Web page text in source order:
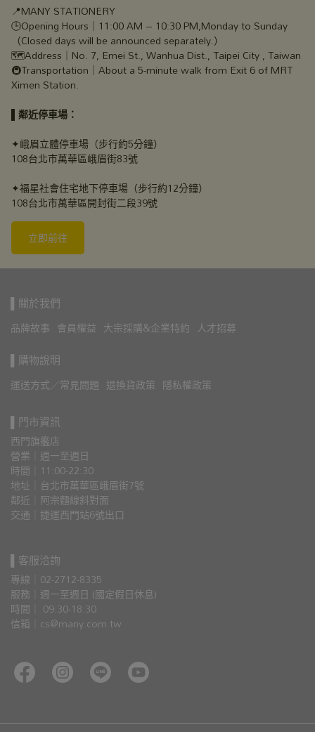
📍MANY STATIONERY
🕒Opening Hours｜11:00 AM – 10:30 PM,Monday to Sunday
（Closed days will be announced separately.）
🗺️Address｜No. 7, Emei St., Wanhua Dist., Taipei City , Taiwan
🚇Transportation｜About a 5-minute walk from Exit 6 of MRT
Ximen Station.
▌鄰近停車場：
✦峨眉立體停車場（步行約5分鐘）
108台北市萬華區峨眉街83號
✦福星社會住宅地下停車場（步行約12分鐘）
108台北市萬華區開封街二段39號
立即前往
▌關於我們
品牌故事 會員權益 大宗採購&企業特約 人才招募
▌購物說明
運送方式／常見問題 退換貨政策 隱私權政策
▌門市資訊
西門旗艦店
營業｜週一至週日
時間｜11:00-22:30
地址｜台北市萬華區峨眉街7號
鄰近｜阿宗麵線斜對面
交通｜捷運西門站6號出口
▌客服洽詢
專線｜02-2712-8335
服務｜週一至週日 (國定假日休息)
時間｜ 09:30-18:30
信箱｜cs@many.com.tw